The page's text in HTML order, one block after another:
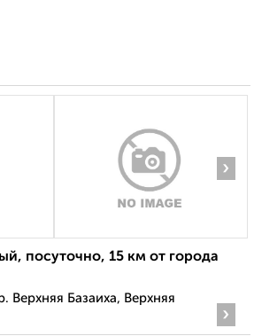
›
посуточно, 15 км от города
Верхняя Базаиха, Верхняя
›